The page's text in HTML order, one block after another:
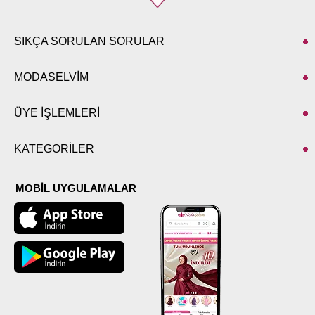
SIKÇA SORULAN SORULAR
MODASELVİM
ÜYE İŞLEMLERİ
KATEGORİLER
MOBİL UYGULAMALAR